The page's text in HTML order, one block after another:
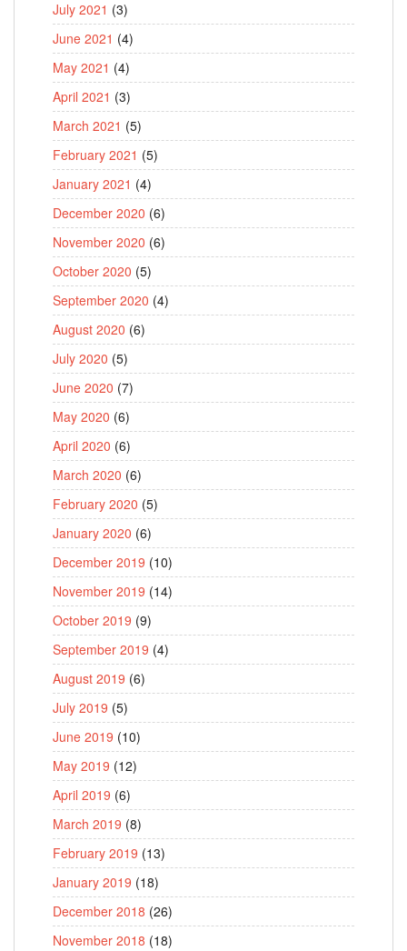
July 2021 (3)
June 2021 (4)
May 2021 (4)
April 2021 (3)
March 2021 (5)
February 2021 (5)
January 2021 (4)
December 2020 (6)
November 2020 (6)
October 2020 (5)
September 2020 (4)
August 2020 (6)
July 2020 (5)
June 2020 (7)
May 2020 (6)
April 2020 (6)
March 2020 (6)
February 2020 (5)
January 2020 (6)
December 2019 (10)
November 2019 (14)
October 2019 (9)
September 2019 (4)
August 2019 (6)
July 2019 (5)
June 2019 (10)
May 2019 (12)
April 2019 (6)
March 2019 (8)
February 2019 (13)
January 2019 (18)
December 2018 (26)
November 2018 (18)